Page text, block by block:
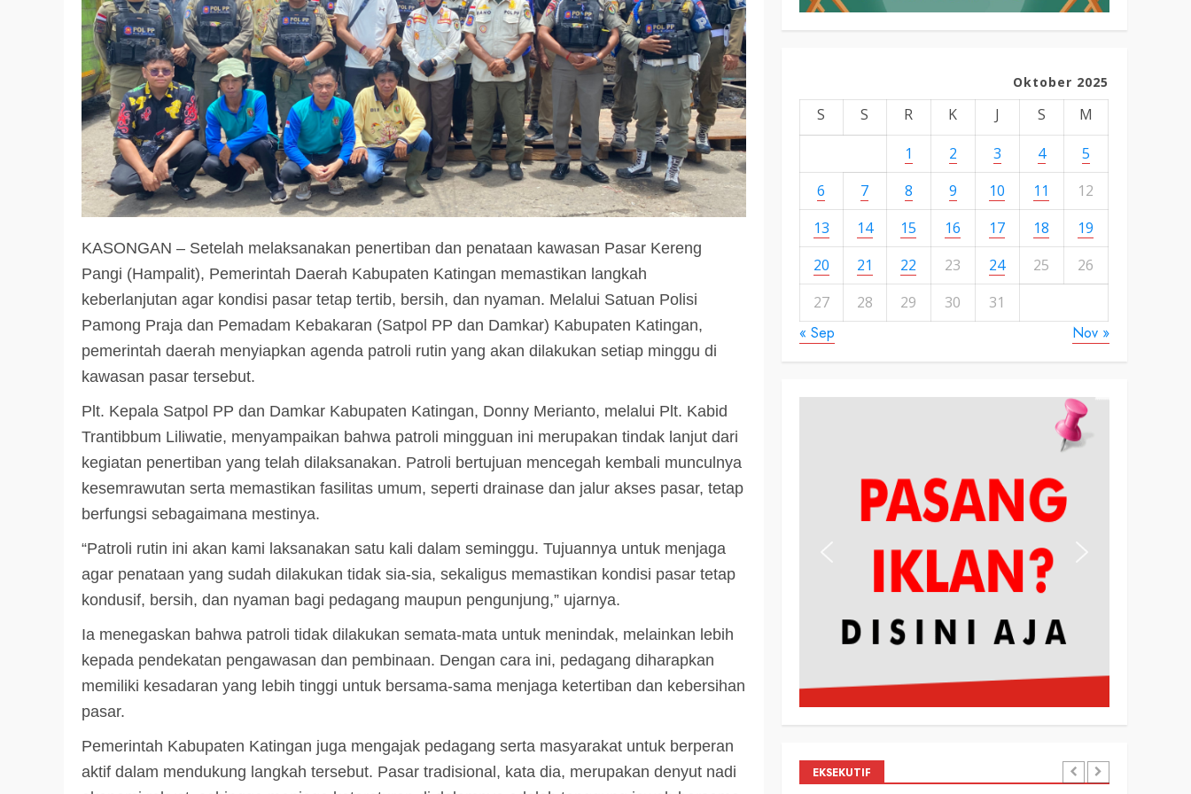
KASONGAN – Setelah melaksanakan penertiban dan penataan kawasan Pasar Kereng
Pangi (Hampalit), Pemerintah Daerah Kabupaten Katingan memastikan langkah
keberlanjutan agar kondisi pasar tetap tertib, bersih, dan nyaman. Melalui Satuan Polisi
Pamong Praja dan Pemadam Kebakaran (Satpol PP dan Damkar) Kabupaten Katingan,
pemerintah daerah menyiapkan agenda patroli rutin yang akan dilakukan setiap minggu di
kawasan pasar tersebut.
Plt. Kepala Satpol PP dan Damkar Kabupaten Katingan, Donny Merianto, melalui Plt. Kabid
Trantibbum Liliwatie, menyampaikan bahwa patroli mingguan ini merupakan tindak lanjut dari
kegiatan penertiban yang telah dilaksanakan. Patroli bertujuan mencegah kembali munculnya
kesemrawutan serta memastikan fasilitas umum, seperti drainase dan jalur akses pasar, tetap
berfungsi sebagaimana mestinya.
“Patroli rutin ini akan kami laksanakan satu kali dalam seminggu. Tujuannya untuk menjaga
agar penataan yang sudah dilakukan tidak sia-sia, sekaligus memastikan kondisi pasar tetap
kondusif, bersih, dan nyaman bagi pedagang maupun pengunjung,” ujarnya.
Ia menegaskan bahwa patroli tidak dilakukan semata-mata untuk menindak, melainkan lebih
kepada pendekatan pengawasan dan pembinaan. Dengan cara ini, pedagang diharapkan
memiliki kesadaran yang lebih tinggi untuk bersama-sama menjaga ketertiban dan kebersihan
pasar.
Pemerintah Kabupaten Katingan juga mengajak pedagang serta masyarakat untuk berperan
aktif dalam mendukung langkah tersebut. Pasar tradisional, kata dia, merupakan denyut nadi
Oktober 2025
S S R K J S
M
1
2 3 4
5
6
7 8 9 10 11
12
13
14 15 16 17 18
19
20
21 22 23 24 25
26
27
28 29 30 31
« Sep Nov »
EKSEKUTIF